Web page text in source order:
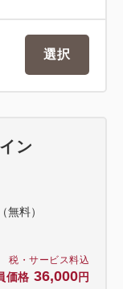
もお荷物をお預
す。
選択
税・サービス料込
価格 36,000円
ン
無料）